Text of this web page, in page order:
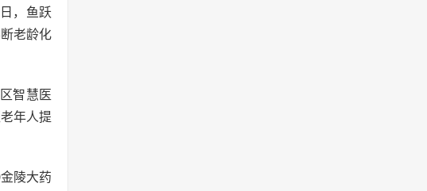
，鱼跃
老龄化
智慧医
年人提
陵大药